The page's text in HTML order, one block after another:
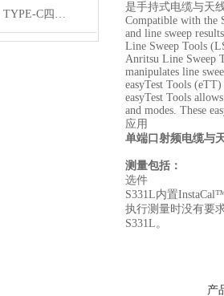
MICROTEST 8751 TYPE-C四线式线材测试仪
是手持式电缆与天
Compatible with the
and line sweep
Line Sweep Tools
Anritsu Line Sweep
manipulates line
easyTest Tools (eTT)
easyTest Tools
and modes. These
应用
单端口射频电缆与
测量包括：
选件
S331L内置
执行测量时没有要
S331L。
产